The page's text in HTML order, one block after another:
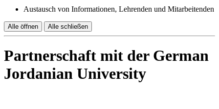
Austausch von Informationen, Lehrenden und Mitarbeitenden
Alle öffnen Alle schließen
Partnerschaft mit der German
Jordanian University